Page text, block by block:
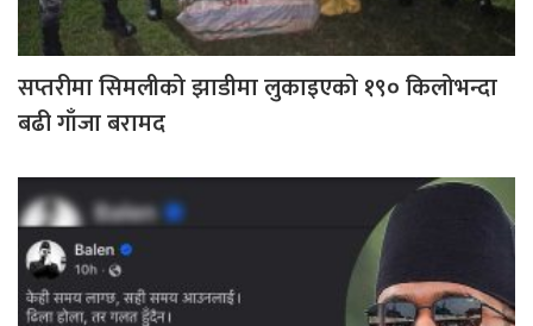
सप्तरीमा सिमलीको झाडीमा लुकाइएको १९० किलोभन्दा
बढी गाँजा बरामद